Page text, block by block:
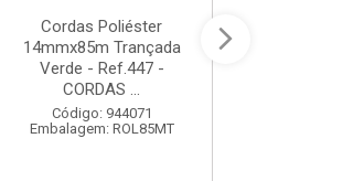
Cordas Poliéster
14mmx85m Trançada
Verde - Ref.447 -
CORDAS ...
Código: 944071
Embalagem: ROL85MT